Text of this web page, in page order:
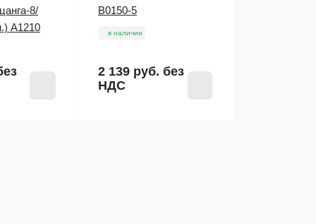
8/
A1210
B0150-5
в наличии
2 139 руб. без
НДС